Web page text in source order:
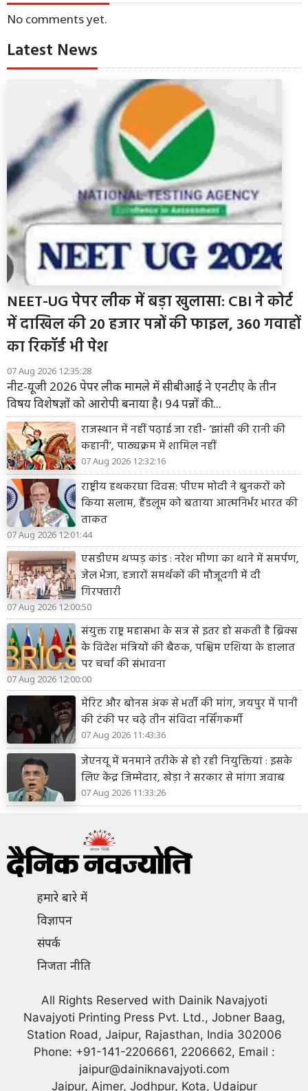
No comments yet.
Latest News
NEET-UG पेपर लीक में बड़ा खुलासा: CBI ने कोर्ट
में दाखिल की 20 हजार पन्नों की फाइल, 360 गवाहों
का रिकॉर्ड भी पेश
07 Aug 2026 12:35:28
नीट-यूजी 2026 पेपर लीक मामले में सीबीआई ने एनटीए के तीन
विषय विशेषज्ञों को आरोपी बनाया है। 94 पन्नों की...
राजस्थान में नहीं पढ़ाई जा रही- ‘झांसी की रानी की
कहानी’, पाठ्यक्रम में शामिल नहीं
07 Aug 2026 12:32:16
राष्ट्रीय हथकरघा दिवस: पीएम मोदी ने बुनकरों को
किया सलाम, हैंडलूम को बताया आत्मनिर्भर भारत की
ताकत
07 Aug 2026 12:01:44
एसडीएम थप्पड़ कांड : नरेश मीणा का थाने में समर्पण,
जेल भेजा, हजारों समर्थकों की मौजूदगी में दी
गिरफ्तारी
07 Aug 2026 12:00:50
संयुक्त राष्ट्र महासभा के सत्र से इतर हो सकती है ब्रिक्स
के विदेश मंत्रियों की बैठक, पश्चिम एशिया के हालात
पर चर्चा की संभावना
07 Aug 2026 12:00:00
मेरिट और बोनस अंक से भर्ती की मांग, जयपुर में पानी
की टंकी पर चढ़े तीन संविदा नर्सिंगकर्मी
07 Aug 2026 11:43:36
जेएनयू में मनमाने तरीके से हो रही नियुक्तियां : इसके
लिए केंद्र जिम्मेदार, खेड़ा ने सरकार से मांगा जवाब
07 Aug 2026 11:33:26
हमारे बारे में
विज्ञापन
संपर्क
निजता नीति
All Rights Reserved with Dainik Navajyoti
Navajyoti Printing Press Pvt. Ltd., Jobner Baag,
Station Road, Jaipur, Rajasthan, India 302006
Phone: +91-141-2206661, 2206662, Email :
jaipur@dainiknavajyoti.com
Jaipur, Ajmer, Jodhpur, Kota, Udaipur